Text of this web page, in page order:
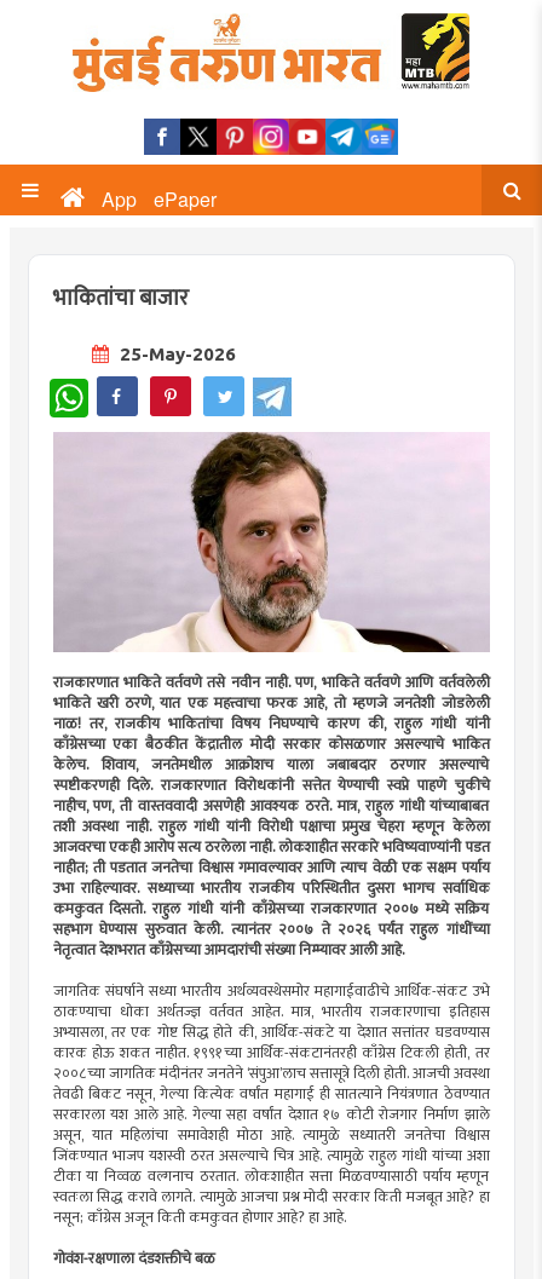
App ePaper
भाकितांचा बाजार
25-May-2026
WhatsApp
राजकारणात भाकिते वर्तवणे तसे नवीन नाही. पण, भाकिते वर्तवणे आणि वर्तवलेली
भाकिते खरी ठरणे, यात एक महत्त्वाचा फरक आहे, तो म्हणजे जनतेशी जोडलेली
नाळ! तर, राजकीय भाकितांचा विषय निघण्याचे कारण की, राहुल गांधी यांनी
काँग्रेसच्या एका बैठकीत केंद्रातील मोदी सरकार कोसळणार असल्याचे भाकित
केलेच. शिवाय, जनतेमधील आक्रोशच याला जबाबदार ठरणार असल्याचे
स्पष्टीकरणही दिले. राजकारणात विरोधकांनी सत्तेत येण्याची स्वप्ने पाहणे चुकीचे
नाहीच, पण, ती वास्तववादी असणेही आवश्यक ठरते. मात्र, राहुल गांधी यांच्याबाबत
तशी अवस्था नाही. राहुल गांधी यांनी विरोधी पक्षाचा प्रमुख चेहरा म्हणून केलेला
आजवरचा एकही आरोप सत्य ठरलेला नाही. लोकशाहीत सरकारे भविष्यवाण्यांनी पडत
नाहीत; ती पडतात जनतेचा विश्वास गमावल्यावर आणि त्याच वेळी एक सक्षम पर्याय
उभा राहिल्यावर. सध्याच्या भारतीय राजकीय परिस्थितीत दुसरा भागच सर्वाधिक
कमकुवत दिसतो. राहुल गांधी यांनी काँग्रेसच्या राजकारणात २००७ मध्ये सक्रिय
सहभाग घेण्यास सुरुवात केली. त्यानंतर २००७ ते २०२६ पर्यंत राहुल गांधींच्या
नेतृत्वात देशभरात काँग्रेसच्या आमदारांची संख्या निम्म्यावर आली आहे.
जागतिक संघर्षाने सध्या भारतीय अर्थव्यवस्थेसमोर महागाईवाढीचे आर्थिक-संकट उभे
ठाकण्याचा धोका अर्थतज्ज्ञ वर्तवत आहेत. मात्र, भारतीय राजकारणाचा इतिहास
अभ्यासला, तर एक गोष्ट सिद्ध होते की, आर्थिक-संकटे या देशात सत्तांतर घडवण्यास
कारक होऊ शकत नाहीत. १९९१च्या आर्थिक-संकटानंतरही काँग्रेस टिकली होती, तर
२००८च्या जागतिक मंदीनंतर जनतेने ‘संपुआ’लाच सत्तासूत्रे दिली होती. आजची अवस्था
तेवढी बिकट नसून, गेल्या कित्येक वर्षांत महागाई ही सातत्याने नियंत्रणात ठेवण्यात
सरकारला यश आले आहे. गेल्या सहा वर्षांत देशात १७ कोटी रोजगार निर्माण झाले
असून, यात महिलांचा समावेशही मोठा आहे. त्यामुळे सध्यातरी जनतेचा विश्वास
जिंकण्यात भाजप यशस्वी ठरत असल्याचे चित्र आहे. त्यामुळे राहुल गांधी यांच्या अशा
टीका या निव्वळ वल्गनाच ठरतात. लोकशाहीत सत्ता मिळवण्यासाठी पर्याय म्हणून
स्वतःला सिद्ध करावे लागते. त्यामुळे आजचा प्रश्न मोदी सरकार किती मजबूत आहे? हा
नसून; काँग्रेस अजून किती कमकुवत होणार आहे? हा आहे.
गोवंश-रक्षणाला दंडशक्तीचे बळ